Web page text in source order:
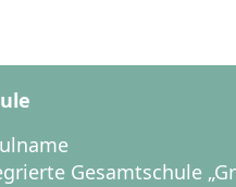
Gesamtschule